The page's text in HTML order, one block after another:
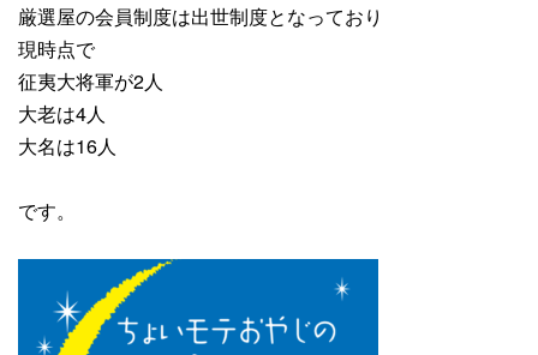
厳選屋の会員制度は出世制度となっており
現時点で
征夷大将軍が2人
大老は4人
大名は16人
です。